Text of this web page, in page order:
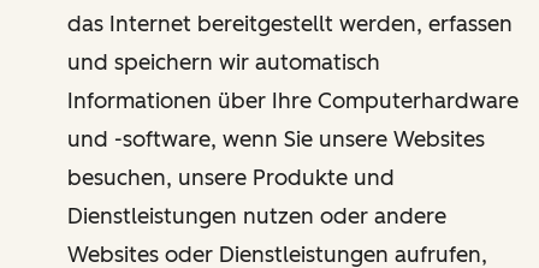
das Internet bereitgestellt werden, erfassen
und speichern wir automatisch
Informationen über Ihre Computerhardware
und -software, wenn Sie unsere Websites
besuchen, unsere Produkte und
Dienstleistungen nutzen oder andere
Websites oder Dienstleistungen aufrufen,